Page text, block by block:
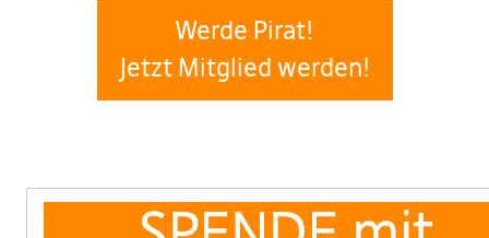
Werde Pirat!
Jetzt Mitglied werden!